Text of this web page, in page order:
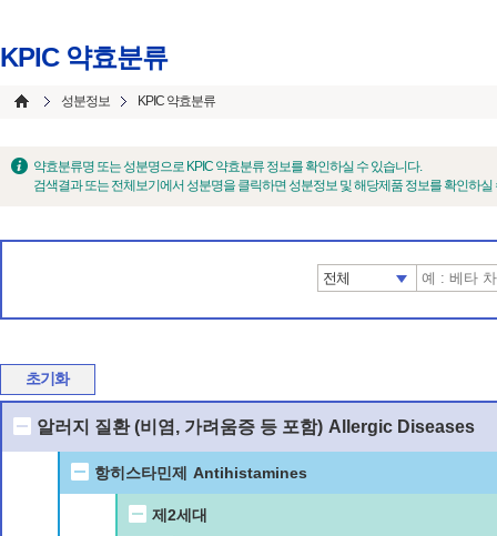
KPIC 약효분류
성분정보 KPIC 약효분류
약효분류명 또는 성분명으로 KPIC 약효분류 정보를 확인하실 수 있습니다.
검색결과 또는 전체보기에서 성분명을 클릭하면 성분정보 및 해당제품 정보를 확인하실
전체
초기화
알러지 질환 (비염, 가려움증 등 포함) Allergic Diseases
항히스타민제 Antihistamines
제2세대